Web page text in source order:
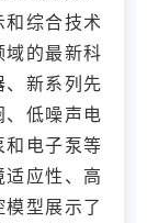
和综合技术
域的最新科
、新系列先
、低噪声电
和电子泵等
适应性、高
型展示了